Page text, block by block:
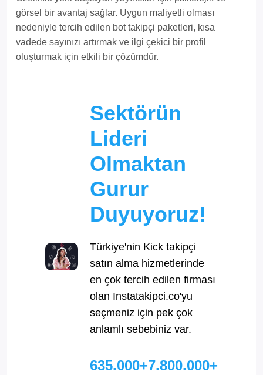
görsel bir avantaj sağlar. Uygun maliyetli olması
nedeniyle tercih edilen bot takipçi paketleri, kısa
vadede sayınızı artırmak ve ilgi çekici bir profil
oluşturmak için etkili bir çözümdür.
Sektörün
Lideri
Olmaktan
Gurur
Duyuyoruz!
Türkiye'nin Kick takipçi
satın alma hizmetlerinde
en çok tercih edilen firması
olan Instatakipci.co'yu
seçmeniz için pek çok
anlamlı sebebiniz var.
635.000+7.800.000+